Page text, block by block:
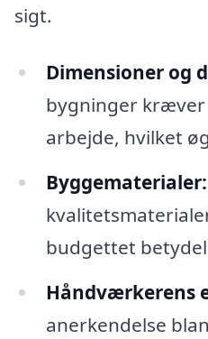
sigt.
Dimensioner og
bygninger
arbejde, hvilket
Byggematerialer:
budgettet
Håndværkerens
anerkendelse